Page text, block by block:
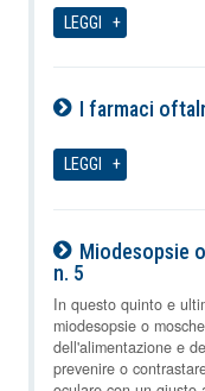
LEGGI
I farmaci
LEGGI
Miodesopsie
n. 5
08-08-2026
In questo quinto e
miodesopsie o
dell'alimentazione e
prevenire o